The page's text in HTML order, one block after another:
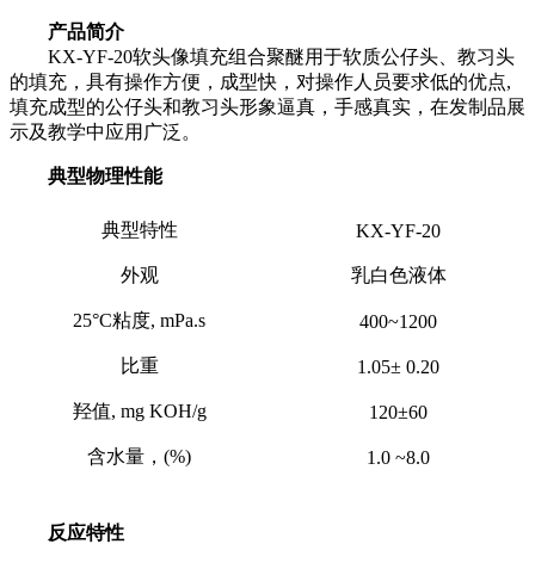
产品简介
KX-YF-20软头像填充组合聚醚用于软质公仔头、教习头
的填充，具有操作方便，成型快，对操作人员要求低的优点,
填充成型的公仔头和教习头形象逼真，手感真实，在发制品展
示及教学中应用广泛。
典型物理性能
典型特性 KX-YF-20
外观 乳白色液体
25°C粘度, mPa.s 400~1200
比重 1.05± 0.20
羟值, mg KOH/g 120±60
含水量，(%) 1.0 ~8.0
反应特性